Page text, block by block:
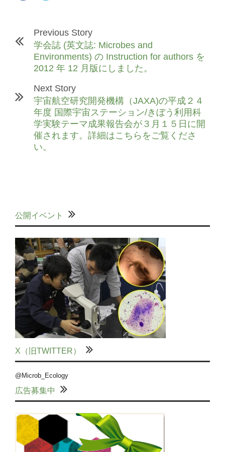
Previous Story
学会誌 (英文誌: Microbes and
Environments) の Instruction for authors を
2012 年 12 月版にしました。
Next Story
宇宙航空研究開発機構（JAXA)の平成２４
年度 国際宇宙ステーション/きぼう利用科
学実験テーマ成果報告会が３月１５日に開
催されます。詳細はこちらをご覧くださ
い。
公開イベント
X（旧TWITTER）
@Microb_Ecology
広告募集中